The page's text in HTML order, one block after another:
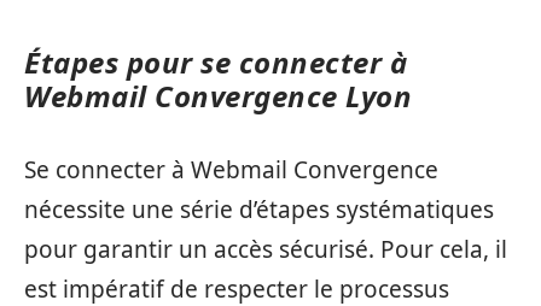
Étapes pour se connecter à
Webmail Convergence Lyon
Se connecter à Webmail Convergence
nécessite une série d’étapes systématiques
pour garantir un accès sécurisé. Pour cela, il
est impératif de respecter le processus